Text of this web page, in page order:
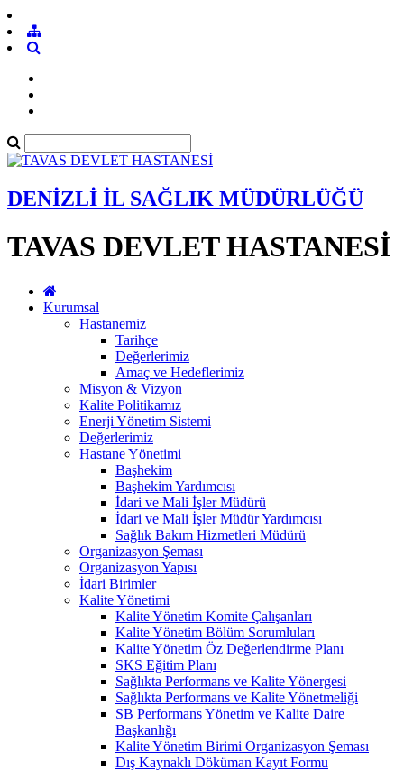
DENİZLİ İL SAĞLIK MÜDÜRLÜĞÜ
TAVAS DEVLET HASTANESİ
Kurumsal
Hastanemiz
Tarihçe
Değerlerimiz
Amaç ve Hedeflerimiz
Misyon & Vizyon
Kalite Politikamız
Enerji Yönetim Sistemi
Değerlerimiz
Hastane Yönetimi
Başhekim
Başhekim Yardımcısı
İdari ve Mali İşler Müdürü
İdari ve Mali İşler Müdür Yardımcısı
Sağlık Bakım Hizmetleri Müdürü
Organizasyon Şeması
Organizasyon Yapısı
İdari Birimler
Kalite Yönetimi
Kalite Yönetim Komite Çalışanları
Kalite Yönetim Bölüm Sorumluları
Kalite Yönetim Öz Değerlendirme Planı
SKS Eğitim Planı
Sağlıkta Performans ve Kalite Yönergesi
Sağlıkta Performans ve Kalite Yönetmeliği
SB Performans Yönetim ve Kalite Daire
Başkanlığı
Kalite Yönetim Birimi Organizasyon Şeması
Dış Kaynaklı Döküman Kayıt Formu